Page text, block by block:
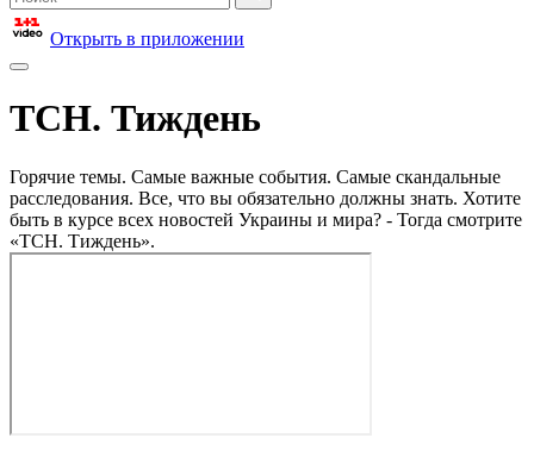
Открыть в приложении
ТСН. Тиждень
Горячие темы. Самые важные события. Самые скандальные
расследования. Все, что вы обязательно должны знать. Хотите
быть в курсе всех новостей Украины и мира? - Тогда смотрите
«ТСН. Тиждень».